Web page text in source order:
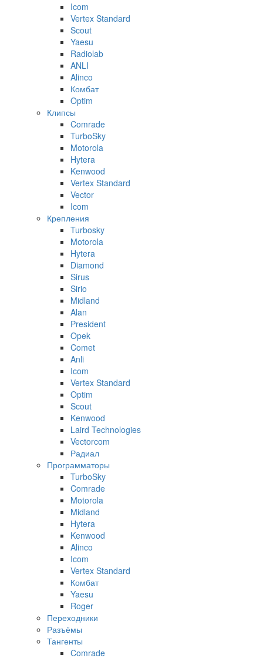
Icom
Vertex Standard
Scout
Yaesu
Radiolab
ANLI
Alinco
Комбат
Optim
Клипсы
Comrade
TurboSky
Motorola
Hytera
Kenwood
Vertex Standard
Vector
Icom
Крепления
Turbosky
Motorola
Hytera
Diamond
Sirus
Sirio
Midland
Alan
President
Opek
Comet
Anli
Icom
Vertex Standard
Optim
Scout
Kenwood
Laird Technologies
Vectorcom
Радиал
Программаторы
TurboSky
Comrade
Motorola
Midland
Hytera
Kenwood
Alinco
Icom
Vertex Standard
Комбат
Yaesu
Roger
Переходники
Разъёмы
Тангенты
Comrade